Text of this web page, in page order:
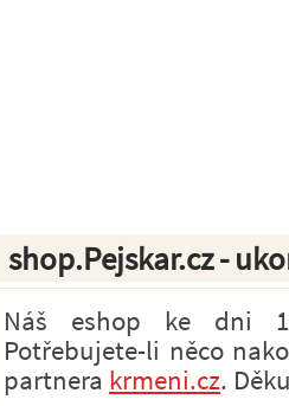
shop.Pejskar.cz -
Náš eshop ke dni
Potřebujete-li něco
partnera krmeni.cz.